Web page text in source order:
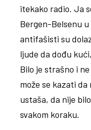
itekako radio. Ja
Bergen-Belsenu u
antifašisti su
ljude da dođu
Bilo je strašno i
može se kazati
ustaša, da nije
svakom koraku.